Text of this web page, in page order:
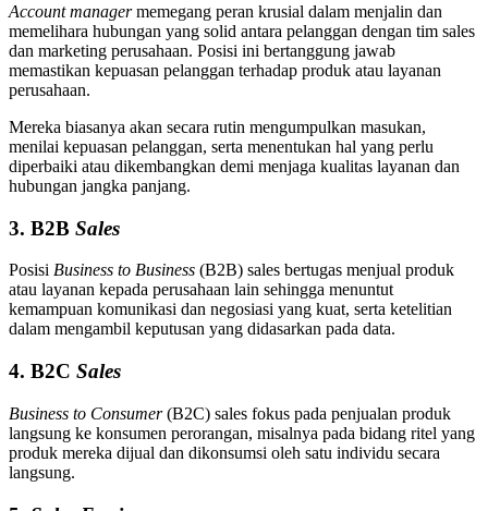
Account managermemegang peran krusial dalam menjalin dan
memelihara hubungan yang solid antara pelanggan dengan tim sales
dan marketing perusahaan. Posisi ini bertanggung jawab
memastikan kepuasan pelanggan terhadap produk atau layanan
perusahaan.
Mereka biasanya akan secara rutin mengumpulkan masukan,
menilai kepuasan pelanggan, serta menentukan hal yang perlu
diperbaiki atau dikembangkan demi menjaga kualitas layanan dan
hubungan jangka panjang.
3. B2B Sales
Posisi Business to Business (B2B) sales bertugas menjual produk
atau layanan kepada perusahaan lain sehingga menuntut
kemampuan komunikasi dan negosiasi yang kuat, serta ketelitian
dalam mengambil keputusan yang didasarkan pada data.
4. B2C Sales
Business to Consumer(B2C) sales fokus pada penjualan produk
langsung ke konsumen perorangan, misalnya pada bidang ritel yang
produk mereka dijual dan dikonsumsi oleh satu individu secara
langsung.